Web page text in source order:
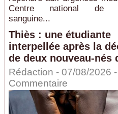
Centre national de
sanguine...
Thiès : une étudiante
interpellée après la
de deux nouveau-nés
Rédaction - 07/08/2026 -
Commentaire